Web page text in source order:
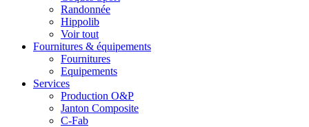
Randonnée
Hippolib
Voir tout
Fournitures & équipements
Fournitures
Equipements
Services
Production O&P
Janton Composite
C-Fab